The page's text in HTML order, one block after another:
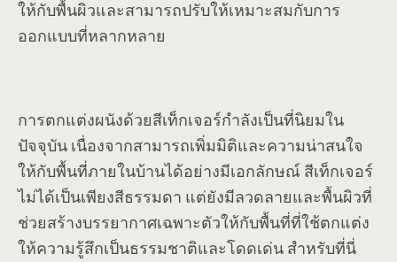
ให้กับพื้นผิวและสามารถปรับให้เหมาะสมกับการ
ออกแบบที่หลากหลาย
การตกแต่งผนังด้วยสีเท็กเจอร์กำลังเป็นที่นิยมใน
ปัจจุบัน เนื่องจากสามารถเพิ่มมิติและความน่าสนใจ
ให้กับพื้นที่ภายในบ้านได้อย่างมีเอกลักษณ์ สีเท็กเจอร์
ไม่ได้เป็นเพียงสีธรรมดา แต่ยังมีลวดลายและพื้นผิวที่
ช่วยสร้างบรรยากาศเฉพาะตัวให้กับพื้นที่ที่ใช้ตกแต่ง
ให้ความรู้สึกเป็นธรรมชาติและโดดเด่น สำหรับที่นี่